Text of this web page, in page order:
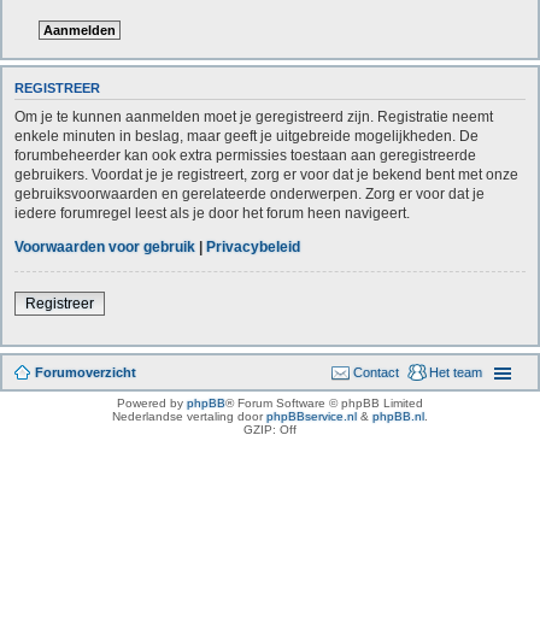
REGISTREER
Om je te kunnen aanmelden moet je geregistreerd zijn. Registratie neemt
enkele minuten in beslag, maar geeft je uitgebreide mogelijkheden. De
forumbeheerder kan ook extra permissies toestaan aan geregistreerde
gebruikers. Voordat je je registreert, zorg er voor dat je bekend bent met onze
gebruiksvoorwaarden en gerelateerde onderwerpen. Zorg er voor dat je
iedere forumregel leest als je door het forum heen navigeert.
Voorwaarden voor gebruik | Privacybeleid
Registreer
Forumoverzicht Het team
Contact
Powered by phpBB® Forum Software © phpBB Limited
Nederlandse vertaling doorphpBBservice.nl & phpBB.nl
GZIP: Off